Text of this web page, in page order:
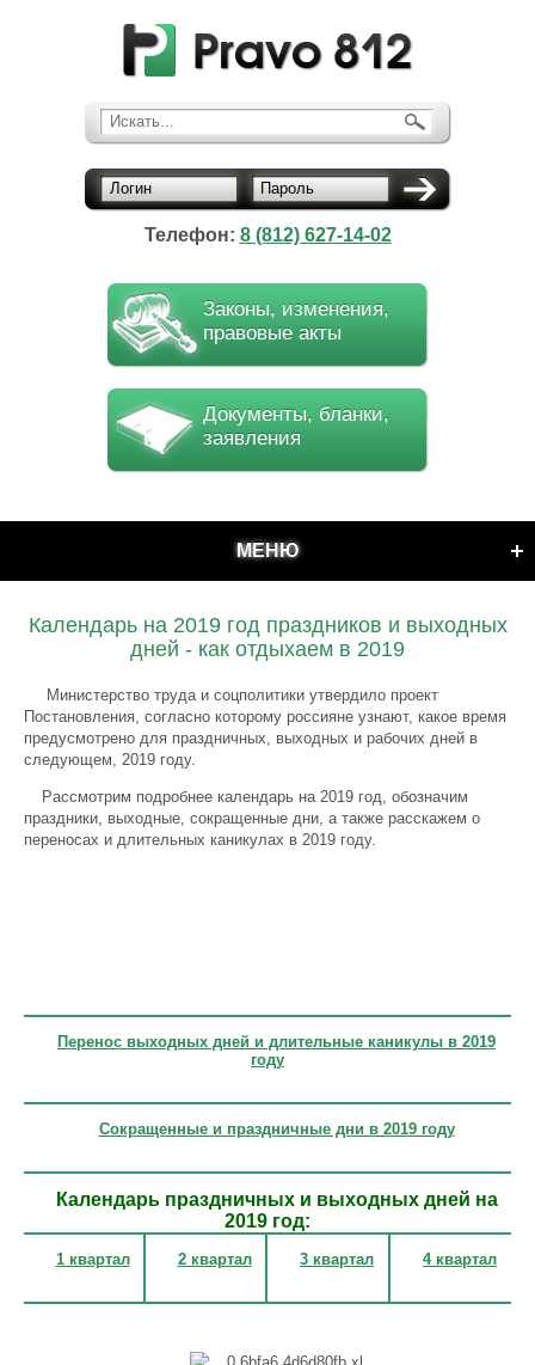
Искать...
Логин Пароль
Телефон: 8 (812) 627-14-02
Законы, изменения,
правовые акты
Документы, бланки,
заявления
МЕНЮ
Календарь на 2019 год праздников и выходных
дней - как отдыхаем в 2019
Министерство труда и соцполитики утвердило проект
Постановления, согласно которому россияне узнают, какое время
предусмотрено для праздничных, выходных и рабочих дней в
следующем, 2019 году.
Рассмотрим подробнее календарь на 2019 год, обозначим
праздники, выходные, сокращенные дни, а также расскажем о
переносах и длительных каникулах в 2019 году.
Перенос выходных дней и длительные каникулы в 2019
году
Сокращенные и праздничные дни в 2019 году
Календарь праздничных и выходных дней на
2019 год:
1 квартал 2 квартал 3 квартал 4 квартал